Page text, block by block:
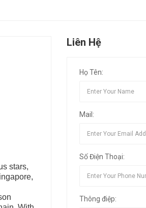
stars,
Liên Hệ
Họ Tên:
Mail:
Số Điện Thoại:
Thông điệp: